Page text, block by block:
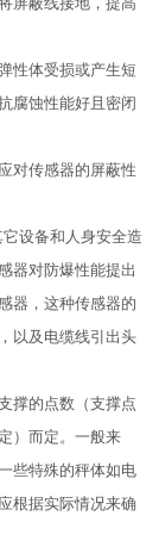
性体受损或产生短
腐蚀性能好且密闭
对传感器的屏蔽性
设备和人身安全造
器对防爆性能提出
器，这种传感器的
以及电缆线引出头
撑的点数（支撑点
）而定。一般来
些特殊的秤体如电
根据实际情况来确